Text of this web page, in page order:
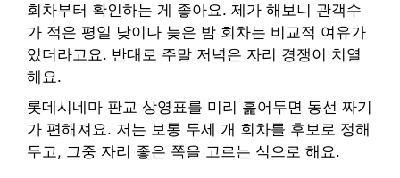
회차부터 확인하는 게 좋아요. 제가 해보니 관객수
가 적은 평일 낮이나 늦은 밤 회차는 비교적 여유가
있더라고요. 반대로 주말 저녁은 자리 경쟁이 치열
해요.
롯데시네마 판교 상영표를 미리 훑어두면 동선 짜기
가 편해져요. 저는 보통 두세 개 회차를 후보로 정해
두고, 그중 자리 좋은 쪽을 고르는 식으로 해요.